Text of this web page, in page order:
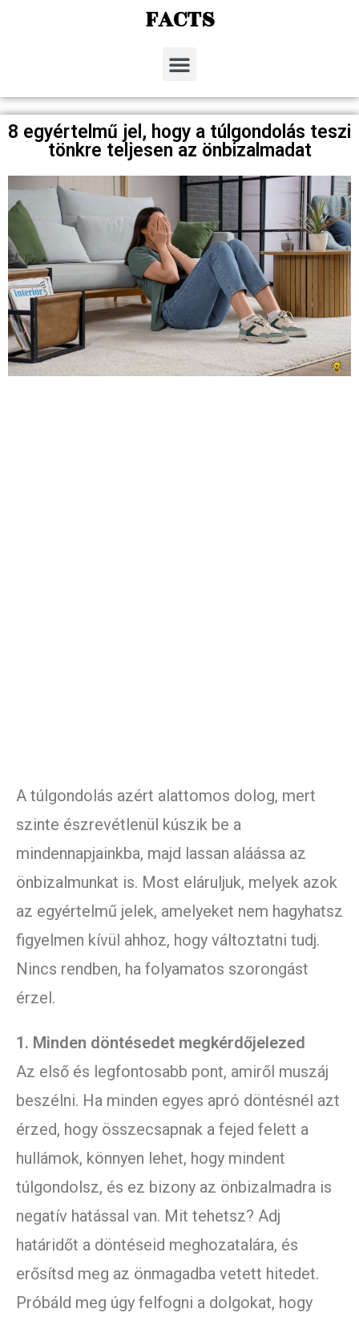
FACTS
8 egyértelmű jel, hogy a túlgondolás teszi
tönkre teljesen az önbizalmadat
A túlgondolás azért alattomos dolog, mert
szinte észrevétlenül kúszik be a
mindennapjainkba, majd lassan aláássa az
önbizalmunkat is. Most eláruljuk, melyek azok
az egyértelmű jelek, amelyeket nem hagyhatsz
figyelmen kívül ahhoz, hogy változtatni tudj.
Nincs rendben, ha folyamatos szorongást
érzel.
1. Minden döntésedet megkérdőjelezed
Az első és legfontosabb pont, amiről muszáj
beszélni. Ha minden egyes apró döntésnél azt
érzed, hogy összecsapnak a fejed felett a
hullámok, könnyen lehet, hogy mindent
túlgondolsz, és ez bizony az önbizalmadra is
negatív hatással van. Mit tehetsz? Adj
határidőt a döntéseid meghozatalára, és
erősítsd meg az önmagadba vetett hitedet.
Próbáld meg úgy felfogni a dolgokat, hogy